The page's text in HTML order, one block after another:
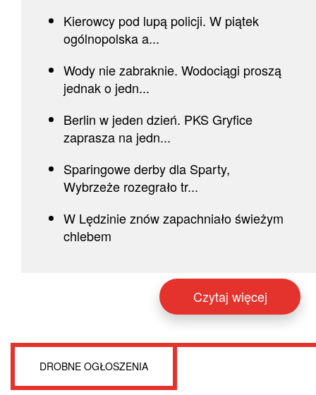
Kierowcy pod lupą policji. W piątek
ogólnopolska a...
Wody nie zabraknie. Wodociągi proszą
jednak o jedn...
Berlin w jeden dzień. PKS Gryfice
zaprasza na jedn...
Sparingowe derby dla Sparty,
Wybrzeże rozegrało tr...
W Lędzinie znów zapachniało świeżym
chlebem
Czytaj więcej
DROBNE OGŁOSZENIA